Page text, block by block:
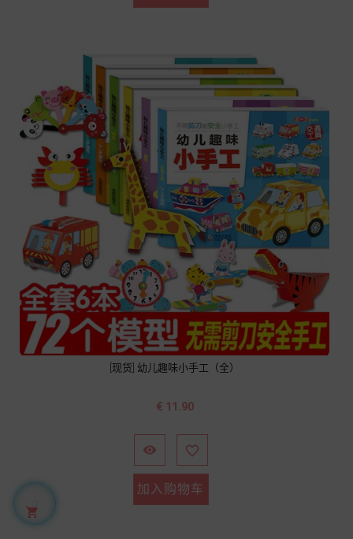
[现货] 幼儿趣味小手工（全）
价
€ 11.90
 
加入购物车
